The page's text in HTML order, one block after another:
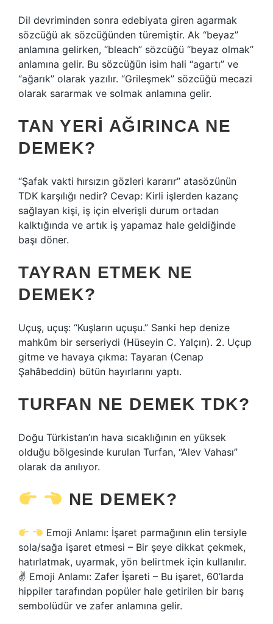
Dil devriminden sonra edebiyata giren agarmak
sözcüğü ak sözcüğünden türemiştir. Ak “beyaz”
anlamına gelirken, “bleach” sözcüğü “beyaz olmak”
anlamına gelir. Bu sözcüğün isim hali “agartı” ve
“ağarık” olarak yazılır. “Grileşmek” sözcüğü mecazi
olarak sararmak ve solmak anlamına gelir.
TAN YERI AĞIRINCA NE
DEMEK?
“Şafak vakti hırsızın gözleri kararır” atasözünün
TDK karşılığı nedir? Cevap: Kirli işlerden kazanç
sağlayan kişi, iş için elverişli durum ortadan
kalktığında ve artık iş yapamaz hale geldiğinde
başı döner.
TAYRAN ETMEK NE
DEMEK?
Uçuş, uçuş: “Kuşların uçuşu.” Sanki hep denize
mahkûm bir serseriydi (Hüseyin C. Yalçın). 2. Uçup
gitme ve havaya çıkma: Tayaran (Cenap
Şahâbeddin) bütün hayırlarını yaptı.
TURFAN NE DEMEK TDK?
Doğu Türkistan’ın hava sıcaklığının en yüksek
olduğu bölgesinde kurulan Turfan, “Alev Vahası”
olarak da anılıyor.
NE DEMEK?
Emoji Anlamı: İşaret parmağının elin tersiyle
sola/sağa işaret etmesi – Bir şeye dikkat çekmek,
hatırlatmak, uyarmak, yön belirtmek için kullanılır.
✌ Emoji Anlamı: Zafer İşareti – Bu işaret, 60’larda
hippiler tarafından popüler hale getirilen bir barış
sembolüdür ve zafer anlamına gelir.